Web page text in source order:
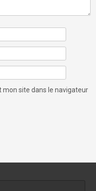
mon site dans le navigateur